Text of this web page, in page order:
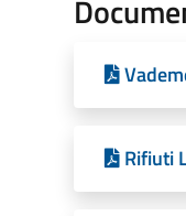
Rifiuti